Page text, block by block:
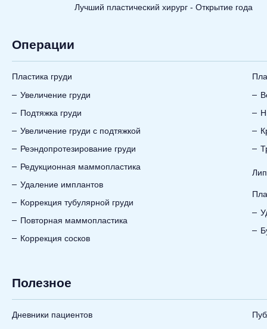
Лучший пластический хирург - Открытие года
Операции
Пластика груди
Увеличение груди
Подтяжка груди
Увеличение груди с подтяжкой
Реэндопротезирование груди
Редукционная маммопластика
Удаление имплантов
Коррекция тубулярной груди
Повторная маммопластика
Коррекция сосков
Полезное
Дневники пациентов